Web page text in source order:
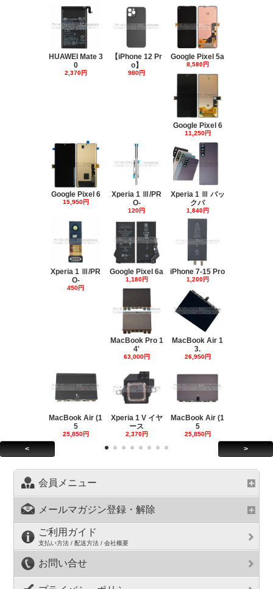
HUAWEI Mate 3
0
2,370円
【iPhone 12 Pr
o】
980円
Google Pixel 5a
8,580円
Google Pixel 6
11,250円
Google Pixel 6
15,950円
Xperia 1 Ⅲ/PR
O-
120円
Xperia 1 Ⅲ バッ
クパ
1,840円
Xperia 1 Ⅲ/PR
O-
450円
Google Pixel 6a
1,180円
iPhone 7-15 Pro
1,200円
MacBook Pro 1
4'
63,000円
MacBook Air 1
3.
26,950円
MacBook Air (1
5
25,850円
Xperia 1 V イヤ
ース
2,370円
MacBook Air (1
5
25,850円
< >
会員メニュー
メールマガジン登録・解除
ご利用ガイド
支払い方法 / 配送方法 / 会社概要
お問い合せ